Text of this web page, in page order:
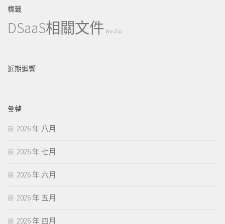
標籤
DSaaS相關文件 WinZip
近期迴響
彙整
2026 年 八月
2026 年 七月
2026 年 六月
2026 年 五月
2026 年 四月